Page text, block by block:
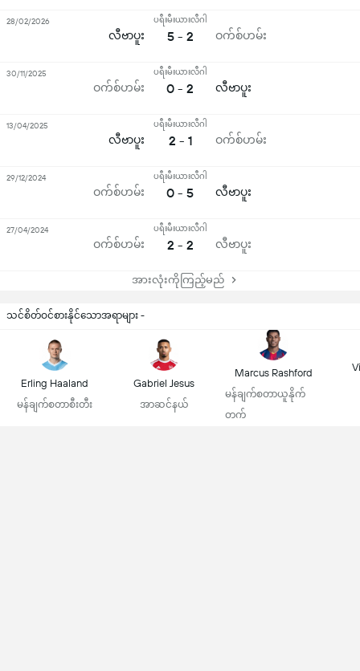
လီဗာပူး
ပရီးမီးယားလီဂါ
5 - 2 ဝက်စ်ဟမ်း
28/02/2026
ဝက်စ်ဟမ်း
ပရီးမီးယားလီဂါ
0 - 2 လီဗာပူး
30/11/2025
လီဗာပူး
ပရီးမီးယားလီဂါ
2 - 1 ဝက်စ်ဟမ်း
13/04/2025
ဝက်စ်ဟမ်း
ပရီးမီးယားလီဂါ
0 - 5 လီဗာပူး
29/12/2024
ဝက်စ်ဟမ်း
ပရီးမီးယားလီဂါ
2 - 2 လီဗာပူး
27/04/2024
အားလုံးကိုကြည့်မည်
သင်စိတ်ဝင်စားနိုင်သောအရာများ -
Erling Haaland
မန်ချက်စတာစီးတီး
Gabriel Jesus
အာဆင်နယ်
Marcus Rashford
မန်ချက်စတာယူနိုက်
တက်